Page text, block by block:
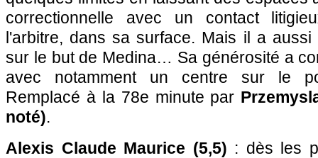
correctionnelle avec un contact
l'arbitre, dans sa surface. Mais il a
sur le but de Medina… Sa générosité a
avec notamment un centre sur le
Remplacé à la 78e minute par
noté).
Alexis Claude Maurice (5,5) : dès les